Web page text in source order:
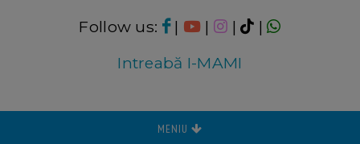
Follow us: | | |
|
Intreabă I-MAMI
MENIU